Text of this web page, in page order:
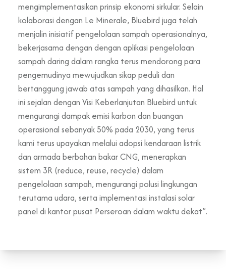
mengimplementasikan prinsip ekonomi sirkular. Selain
kolaborasi dengan Le Minerale, Bluebird juga telah
menjalin inisiatif pengelolaan sampah operasionalnya,
bekerjasama dengan dengan aplikasi pengelolaan
sampah daring dalam rangka terus mendorong para
pengemudinya mewujudkan sikap peduli dan
bertanggung jawab atas sampah yang dihasilkan. Hal
ini sejalan dengan Visi Keberlanjutan Bluebird untuk
mengurangi dampak emisi karbon dan buangan
operasional sebanyak 50% pada 2030, yang terus
kami terus upayakan melalui adopsi kendaraan listrik
dan armada berbahan bakar CNG, menerapkan
sistem 3R (reduce, reuse, recycle) dalam
pengelolaan sampah, mengurangi polusi lingkungan
terutama udara, serta implementasi instalasi solar
panel di kantor pusat Perseroan dalam waktu dekat”.